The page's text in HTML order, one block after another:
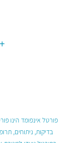
פורטל אינפומד הינו
בדיקות, ניתוחים,